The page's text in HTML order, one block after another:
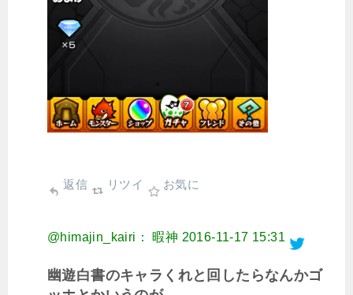
返信 リツイ お気に
@himajin_kairi： 暇神 2016-11-17 15:31
幽遊白書のキャラくれと回したらなんかゴ